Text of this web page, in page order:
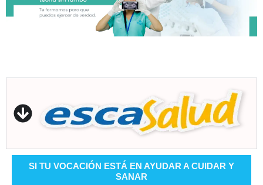
SI TU VOCACIÓN ESTÁ EN AYUDAR A CUIDAR Y
SANAR